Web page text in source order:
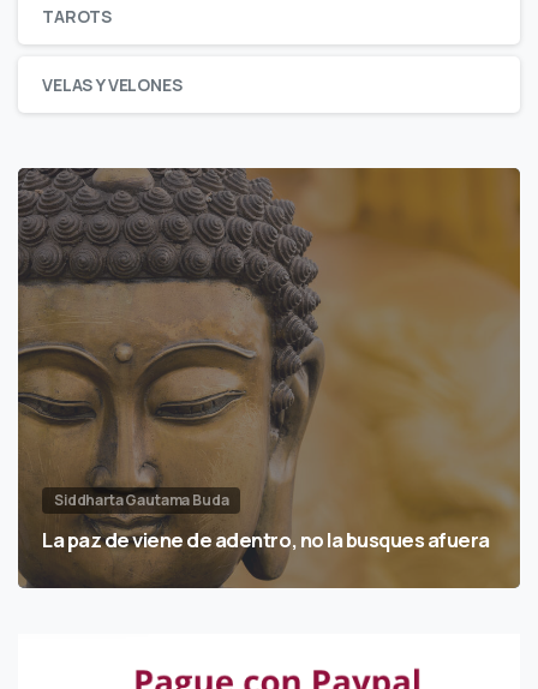
TAROTS
VELAS Y VELONES
Siddharta Gautama Buda
La paz de viene de adentro, no la busques afuera